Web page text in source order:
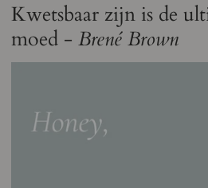
Kwetsbaar zijn is de
moed -Brené Brown